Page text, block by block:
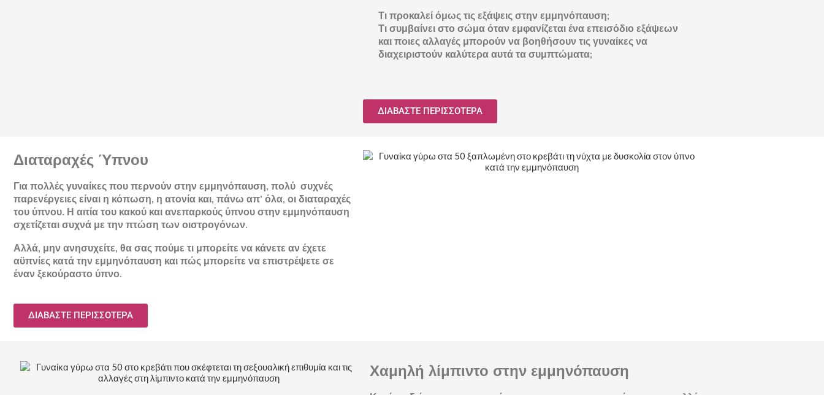
Τι προκαλεί όμως τις εξάψεις στην εμμηνόπαυση;
Τι συμβαίνει στο σώμα όταν εμφανίζεται ένα επεισόδιο εξάψεων
και ποιες αλλαγές μπορούν να βοηθήσουν τις γυναίκες να
διαχειριστούν καλύτερα αυτά τα συμπτώματα;
ΔΙΑΒΑΣΤΕ ΠΕΡΙΣΣΟΤΕΡΑ
Διαταραχές Ύπνου
Για πολλές γυναίκες που περνούν στην εμμηνόπαυση, πολύ συχνές
παρενέργειες είναι η κόπωση, η ατονία και, πάνω απ’ όλα, οι διαταραχές
του ύπνου. Η αιτία του κακού και ανεπαρκούς ύπνου στην εμμηνόπαυση
σχετίζεται συχνά με την πτώση των οιστρογόνων.
Αλλά, μην ανησυχείτε, θα σας πούμε τι μπορείτε να κάνετε αν έχετε
αϋπνίες κατά την εμμηνόπαυση και πώς μπορείτε να επιστρέψετε σε
έναν ξεκούραστο ύπνο.
ΔΙΑΒΑΣΤΕ ΠΕΡΙΣΣΟΤΕΡΑ
Χαμηλή λίμπιντο στην εμμηνόπαυση